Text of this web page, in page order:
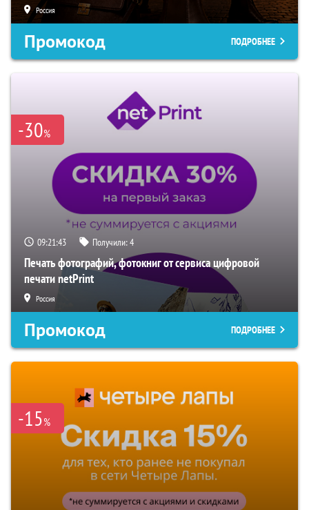
Россия
Промокод ПОДРОБНЕЕ
-30%
09:21:42 Получили:4
Печать фотографий, фотокниг от сервиса цифровой
печати netPrint
Россия
Промокод ПОДРОБНЕЕ
-15%